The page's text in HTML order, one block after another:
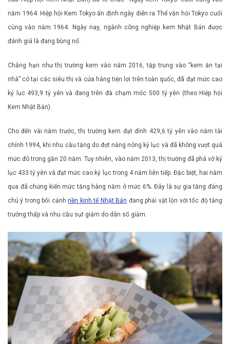
năm 1964. Hiệp hội Kem Tokyo ấn định ngày diễn ra Thế vận hội Tokyo cuối
cùng vào năm 1964. Ngày nay, ngành công nghiệp kem Nhật Bản được
đánh giá là đang bùng nổ.
Chẳng hạn như thị trường kem vào năm 2016, tập trung vào “kem ăn tại
nhà” có tại các siêu thị và cửa hàng tiện lợi trên toàn quốc, đã đạt mức cao
kỷ lục 493,9 tỷ yên và đang trên đà chạm mốc 500 tỷ yên (theo Hiệp hội
Kem Nhật Bản).
Cho đến vài năm trước, thị trường kem đạt đỉnh 429,6 tỷ yên vào năm tài
chính 1994, khi nhu cầu tăng do đợt nắng nóng kỷ lục và đã không vượt quá
mức đó trong gần 20 năm. Tuy nhiên, vào năm 2013, thị trường đã phá vỡ kỷ
lục 433 tỷ yên và đạt mức cao kỷ lục trong 4 năm liên tiếp. Đặc biệt, hai năm
qua đã chứng kiến ​​mức tăng hàng năm ở mức 6%. Đây là sự gia tăng đáng
chú ý trong bối cảnhnền kinh tế Nhật Bản đang phải vật lộn với tốc độ tăng
trưởng thấp và nhu cầu sụt giảm do dân số giảm.